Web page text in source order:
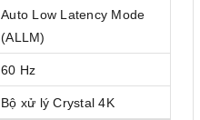
Auto Low Latency Mode
(ALLM)
60 Hz
Bộ xử lý Crystal 4K